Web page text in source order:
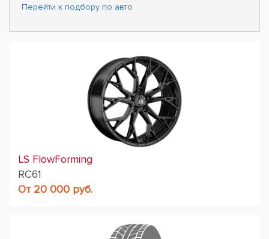
Перейти к подбору по авто
LS FlowForming
RC61
От 20 000 руб.